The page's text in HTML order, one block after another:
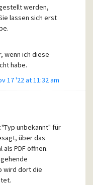
werden,
lassen sich erst
wenn ich diese
habe.
17 '22 at 11:32 am
unbekannt" für
über das
als PDF öffnen.
wird dort die